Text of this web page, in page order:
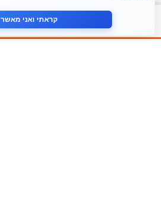
צור קשר
קראתי ואני מאשר